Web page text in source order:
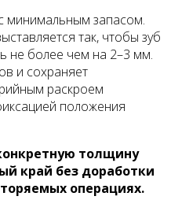
минимальным запасом.
так, чтобы зуб
не более чем на 2–3 мм.
и сохраняет
раскроем
положения
толщину
край без доработки
операциях.